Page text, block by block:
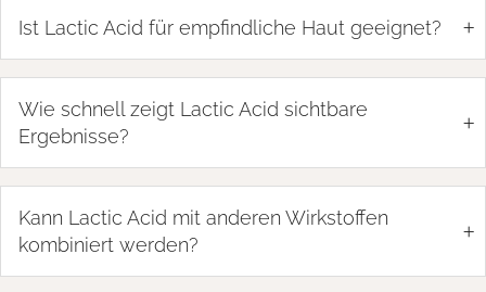
Ist Lactic Acid für empfindliche Haut geeignet? +
Wie schnell zeigt Lactic Acid sichtbare
Ergebnisse?
+
Kann Lactic Acid mit anderen Wirkstoffen
kombiniert werden?
+